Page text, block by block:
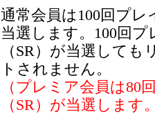
通常会員は100回プ
当選します。100回
（SR）が当選して
トされません。
（プレミア会員は80
（SR）が当選しま